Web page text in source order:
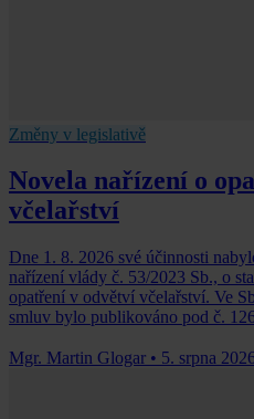
Změny v legislativě
Novela nařízení o
včelařství
Dne 1. 8. 2026 své účinnosti
nařízení vlády č. 53/2023 Sb., o
opatření v odvětví včelařství. Ve
smluv bylo publikováno pod č.
Mgr. Martin Glogar • 5. srpna